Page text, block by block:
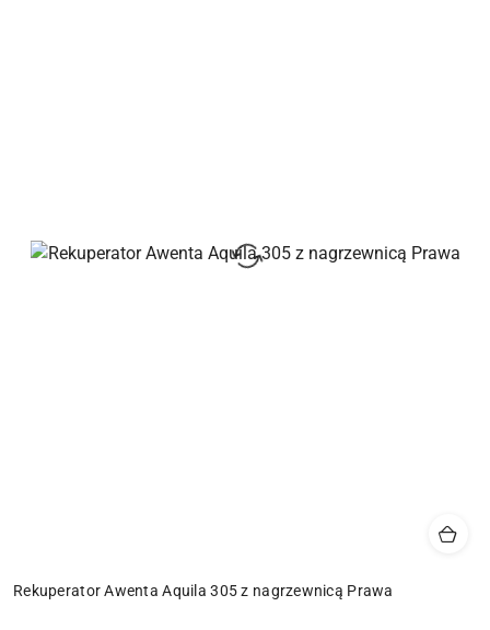
Rekuperator Awenta Aquila 305 z nagrzewnicą Prawa